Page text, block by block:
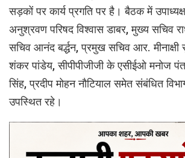
सड़कों पर कार्य प्रगति पर है। बैठक में
अनुश्रवण परिषद विश्वास डाबर, मुख्य सचिव
सचिव आनंद बर्द्धन, प्रमुख सचिव आर.
शंकर पांडेय, सीपीपीजीजी के एसीईओ मनोज
सिंह, प्रदीप मोहन नौटियाल समेत संबंधित
उपस्थित रहे।